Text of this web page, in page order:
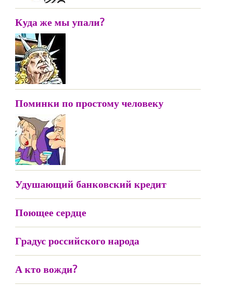
Куда же мы упали?
Поминки по простому человеку
Удушающий банковский кредит
Поющее сердце
Градус российского народа
А кто вожди?